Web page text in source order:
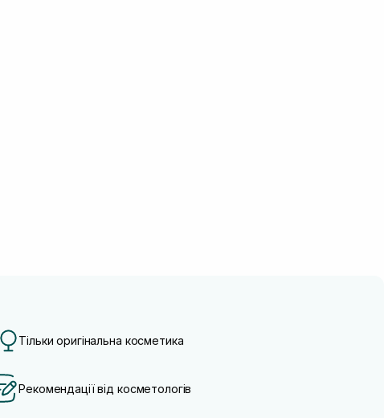
Тільки оригінальна косметика
Рекомендації від косметологів